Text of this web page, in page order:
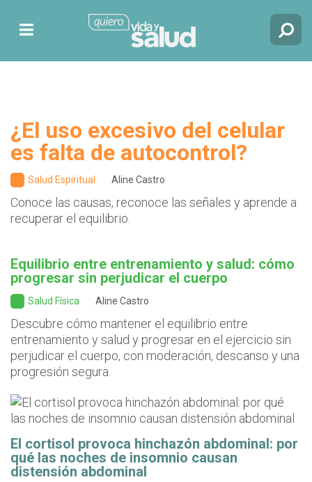
¿El uso excesivo del celular
es falta de autocontrol?
Salud Espiritual Aline Castro
Conoce las causas, reconoce las señales y aprende a
recuperar el equilibrio.
Equilibrio entre entrenamiento y salud: cómo
progresar sin perjudicar el cuerpo
Salud Física Aline Castro
Descubre cómo mantener el equilibrio entre
entrenamiento y salud y progresar en el ejercicio sin
perjudicar el cuerpo, con moderación, descanso y una
progresión segura.
El cortisol provoca hinchazón abdominal: por
qué las noches de insomnio causan
distensión abdominal